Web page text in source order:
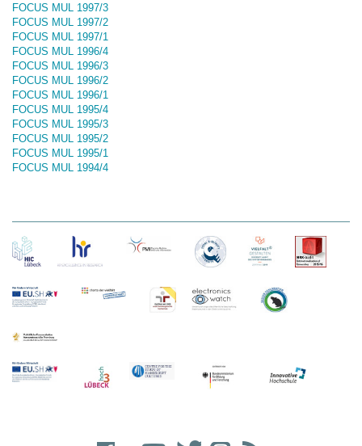
FOCUS MUL 1997/3
FOCUS MUL 1997/2
FOCUS MUL 1997/1
FOCUS MUL 1996/4
FOCUS MUL 1996/3
FOCUS MUL 1996/2
FOCUS MUL 1996/1
FOCUS MUL 1995/4
FOCUS MUL 1995/3
FOCUS MUL 1995/2
FOCUS MUL 1995/1
FOCUS MUL 1994/4